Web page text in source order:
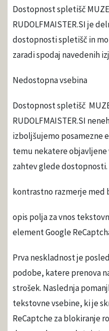
Dostopnost spletišč
RUDOLFMAISTER.SI je
dostopnosti spletišč in
zaradi spodaj navedenih
Nedostopna vsebina
Dostopnost spletišč
RUDOLFMAISTER.SI
izboljšujemo posamezne
temu nekatere
zahtev glede
kontrastno razmerje med
opis polja za vnos
element Google
Prva neskladnost je
podobe, katere prenova
strošek. Naslednja
tekstovne vsebine, ki je
ReCaptche za blokiranje